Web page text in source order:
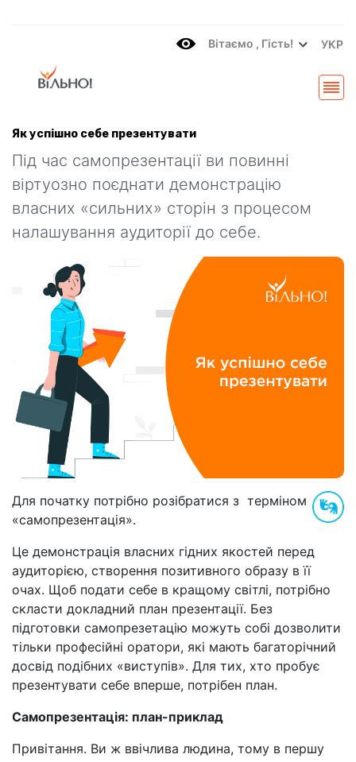
Вітаємo , Гість! УКР
Як успішно себе презентувати
Під час самопрезентації ви повинні
віртуозно поєднати демонстрацію
власних «сильних» сторін з процесом
налашування аудиторії до себе.
Для початку потрібно розібратися з терміном
«самопрезентація».
Це демонстрація власних гідних якостей перед
аудиторією, створення позитивного образу в її
очах. Щоб подати себе в кращому світлі, потрібно
скласти докладний план презентації. Без
підготовки самопрезетацію можуть собі дозволити
тільки професійні оратори, які мають багаторічний
досвід подібних «виступів». Для тих, хто пробує
презентувати себе вперше, потрібен план.
Самопрезентація: план-приклад
Привітання. Ви ж ввічлива людина, тому в першу